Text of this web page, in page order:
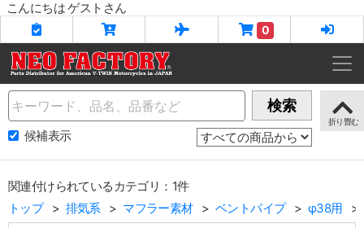
こんにちは ゲストさん
0
Name 検索
候補表示
関連付けられているカテゴリ：1件
トップ
排気系 マフラー素材 ベントパイプ φ38用